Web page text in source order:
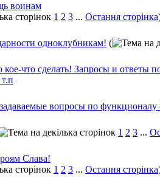
воинам
1 2 3 ... Остання сторінка
одноклубникам! (
что сделать! Запросы и ответы
вопросы по
1 2 3 ...
Слава!
1 2 3 ... Остання сторінка